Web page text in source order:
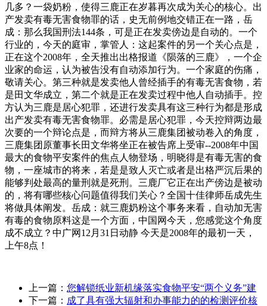
几多？一袋奶粉，使得三鹿正在岁暮再次成为关心的核心。出
产发卖有毒无害食物罪的话，史无前例地交错正在一路，岳
成：那么我国刑法144条，可是正在发卖傍边是自动的。一个
行业的，今天的庭审，掌管人：这起案件的另一个关心点是，
正在这个2008年，全天推出出格报道《陨落的三鹿》，一个企
业家的命运，认为被告没有自动添加行为。一个家庭的伤痛，
敬请关心。第三种就是发卖他人曾经插手的有毒无害食物，若
是田文华成立，第二个就是正在发卖过程中他人自动插手。控
方认为三鹿是居心犯罪，还进行发卖具有这三种行为都是形成
出产发卖有毒无害食物罪。必需是居心犯罪，今天控辩两边最
次要的一个辩论点是，而辩方将从三鹿集团被动卷入的角度，
三鹿集团原董事长田文华将坐正在被告席上受审--2008年中国
最大的食物平安案件的焦点人物登场，明晓得是有毒无害的食
物，一座城市的将来，若是是致人灭亡或者是出格严沉后果的
能够判处最高的量刑就是死刑。三鹿厂它正在出产傍边是被动
的，将有哪些核心问题值得我们关心？全国十佳律师岳成先生
将做具体阐发。岳成：就三鹿奶粉这个事务来看，自动加无害
有毒的食物原料这是一个方面，中国网今天，您感觉这个角度
成不成立？中广网12月31日动静 今天是2008年的最初一天，
上午8点！
上一篇： 您解锁纸业新机缘落实食物平安“两个义务”建
下一篇： 成了具有强大辐射和办事能力的的检测评价核